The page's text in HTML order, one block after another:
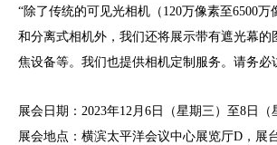
“除了传统的可见光相机（120万像素至6500
和分离式相机外，我们还将展示带有遮光幕的
焦设备等。我们也提供相机定制服务。请务必
展会日期：2023年12月6日（星期三）至8日（
展会地点：横滨太平洋会议中心展览厅D，展